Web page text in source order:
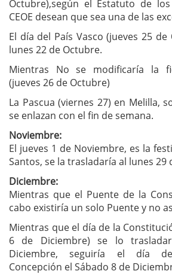
Octubre),según el Estatuto de
CEOE desean que sea una de las
El día del País Vasco (jueves 25
lunes 22 de Octubre.
Mientras No se modificaría la
(jueves 26 de Octubre)
La Pascua (viernes 27) en Melilla,
se enlazan con el fin de semana.
Noviembre:
El jueves 1 de Noviembre, es la
Santos, se la trasladaría al lunes 29
Diciembre:
Mientras que el Puente de la
cabo existiría un solo Puente y no
Mientras que el día de la
6 de Diciembre) se lo
Diciembre, seguiría el día
Concepción el Sábado 8 de